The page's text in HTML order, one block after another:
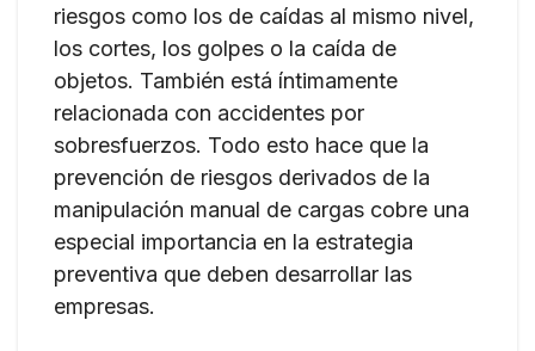
riesgos como los de caídas al mismo nivel,
los cortes, los golpes o la caída de
objetos. También está íntimamente
relacionada con accidentes por
sobresfuerzos. Todo esto hace que la
prevención de riesgos derivados de la
manipulación manual de cargas cobre una
especial importancia en la estrategia
preventiva que deben desarrollar las
empresas.